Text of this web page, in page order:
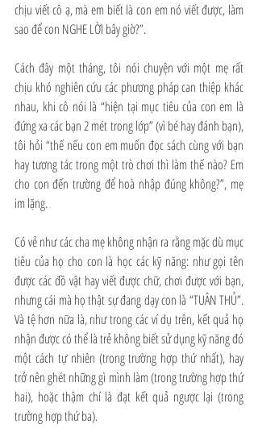
chịu viết cô ạ, mà em biết là con em nó viết được, làm
sao để con NGHE LỜI bây giờ?”.
Cách đây một tháng, tôi nói chuyện với một mẹ rất
chịu khó nghiên cứu các phương pháp can thiệp khác
nhau, khi cô nói là “hiện tại mục tiêu của con em là
đứng xa các bạn 2 mét trong lớp” (vì bé hay đánh bạn),
tôi hỏi “thế nếu con em muốn đọc sách cùng với bạn
hay tương tác trong một trò chơi thì làm thế nào? Em
cho con đến trường để hoà nhập đúng không?”, mẹ
im lặng.
Có vẻ như các cha mẹ không nhận ra rằng mặc dù mục
tiêu của họ cho con là học các kỹ năng: như gọi tên
được các đồ vật hay viết được chữ, chơi được với bạn,
nhưng cái mà họ thật sự đang dạy con là “TUÂN THỦ”.
Và tệ hơn nữa là, như trong các ví dụ trên, kết quả họ
nhận được có thể là trẻ không biết sử dụng kỹ năng đó
một cách tự nhiên (trong trường hợp thứ nhất), hay
trở nên ghét những gì mình làm (trong trường hợp thứ
hai), hoặc thậm chí là đạt kết quả ngược lại (trong
trường hợp thứ ba).